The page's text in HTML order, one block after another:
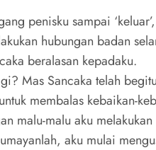
penisku sampai
hubungan badan
beralasan kepadaku.
Mas Sancaka telah
membalas kebaikan-
malu-malu aku
aku mulai